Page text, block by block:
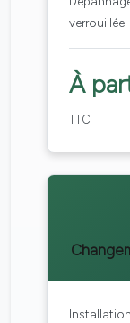
verrouillée
À
TTC